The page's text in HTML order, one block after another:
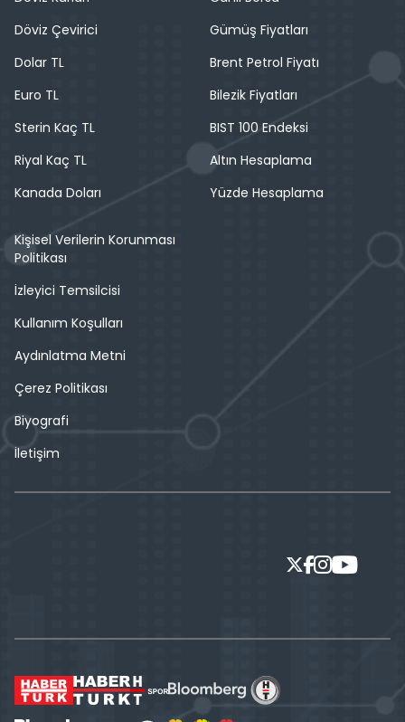
Döviz Çevirici
Dolar TL
Euro TL
Sterin Kaç TL
Riyal Kaç TL
Kanada Doları
Gümüş Fiyatları
Brent Petrol Fiyatı
Bilezik Fiyatları
BIST 100 Endeksi
Altın Hesaplama
Yüzde Hesaplama
Kişisel Verilerin Korunması
Politikası
İzleyici Temsilcisi
Kullanım Koşulları
Aydınlatma Metni
Çerez Politikası
Biyografi
İletişim